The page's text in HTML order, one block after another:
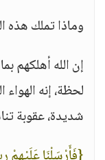
وماذا تملك هذه
إن الله أهلكهم
لحظة، إنه
شديدة، عقوبة